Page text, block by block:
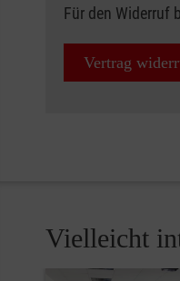
Für den Widerruf
Vertrag
Vielleicht